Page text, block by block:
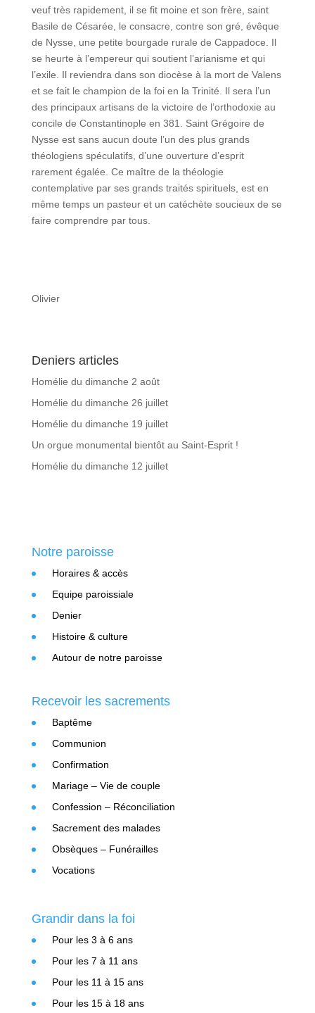
veuf très rapidement, il se fit moine et son frère, saint
Basile de Césarée, le consacre, contre son gré, évêque
de Nysse, une petite bourgade rurale de Cappadoce. Il
se heurte à l’empereur qui soutient l’arianisme et qui
l’exile. Il reviendra dans son diocèse à la mort de Valens
et se fait le champion de la foi en la Trinité. Il sera l’un
des principaux artisans de la victoire de l’orthodoxie au
concile de Constantinople en 381. Saint Grégoire de
Nysse est sans aucun doute l’un des plus grands
théologiens spéculatifs, d’une ouverture d’esprit
rarement égalée. Ce maître de la théologie
contemplative par ses grands traités spirituels, est en
même temps un pasteur et un catéchète soucieux de se
faire comprendre par tous.
Olivier
Deniers articles
Homélie du dimanche 2 août
Homélie du dimanche 26 juillet
Homélie du dimanche 19 juillet
Un orgue monumental bientôt au Saint-Esprit !
Homélie du dimanche 12 juillet
Notre paroisse
Horaires & accès
Equipe paroissiale
Denier
Histoire & culture
Autour de notre paroisse
Recevoir les sacrements
Baptême
Communion
Confirmation
Mariage – Vie de couple
Confession – Réconciliation
Sacrement des malades
Obsèques – Funérailles
Vocations
Grandir dans la foi
Pour les 3 à 6 ans
Pour les 7 à 11 ans
Pour les 11 à 15 ans
Pour les 15 à 18 ans